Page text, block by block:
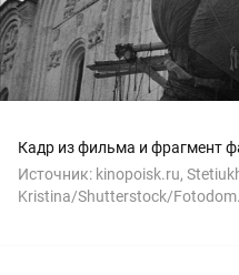
Кадр из фильма и фрагмент
Источник: kinopoisk.ru,
Kristina/Shutterstock/